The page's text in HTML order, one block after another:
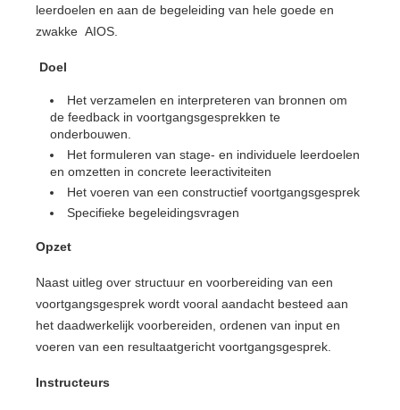
leerdoelen en aan de begeleiding van hele goede en
zwakke AIOS.
Doel
Het verzamelen en interpreteren van bronnen om
de feedback in voortgangsgesprekken te
onderbouwen.
Het formuleren van stage- en individuele leerdoelen
en omzetten in concrete leeractiviteiten
Het voeren van een constructief voortgangsgesprek
Specifieke begeleidingsvragen
Opzet
Naast uitleg over structuur en voorbereiding van een
voortgangsgesprek wordt vooral aandacht besteed aan
het daadwerkelijk voorbereiden, ordenen van input en
voeren van een resultaatgericht voortgangsgesprek.
Instructeurs